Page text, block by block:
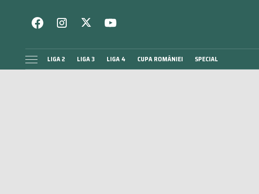
LIGA 2 LIGA 3 LIGA 4 CUPA ROMÂNIEI SPECIAL